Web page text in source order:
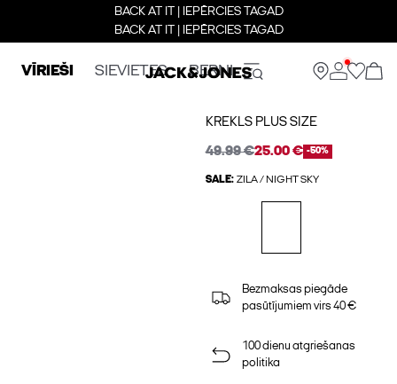
BACK AT IT | IEPĒRCIES TAGAD
BACK AT IT | IEPĒRCIES TAGAD
VĪRIEŠI SIEVIETES BERNI
KREKLS PLUS SIZE
49.99 €25.00 € -50%
SALE: ZILA / NIGHT SKY
Bezmaksas piegāde
pasūtījumiem virs 40 €
100 dienu atgriešanas
politika